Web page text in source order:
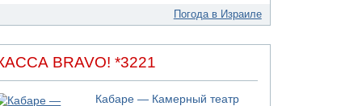
подозреваемого в коррупционных
07.08.2026 17:51
отказался заморозить лишение
льгот для уклонистов-харедим
Погода в Израиле
BRAVO! *3221
Кабаре — Камерный театр